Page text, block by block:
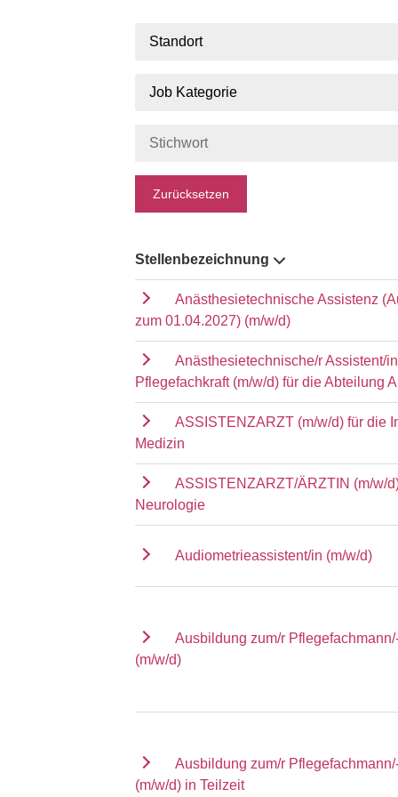
Standort
Job Kategorie
Zurücksetzen
Stellenbezeichnung
Anästhesietechnische Assistenz
zum 01.04.2027) (m/w/d)
Anästhesietechnische/r Assistent/
Pflegefachkraft (m/w/d) für die Abteilung
ASSISTENZARZT (m/w/d) für die
Medizin
ASSISTENZARZT/ÄRZTIN (m/w/
Neurologie
Audiometrieassistent/in (m/w/d)
Ausbildung zum/r
(m/w/d)
Ausbildung zum/r
(m/w/d) in Teilzeit